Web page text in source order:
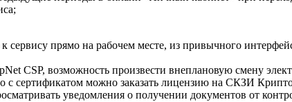
сервису прямо на рабочем месте, из привычного
CSP, возможность произвести внеплановую смену
с сертификатом можно заказать лицензию на СКЗИ
уведомления о получении документов от